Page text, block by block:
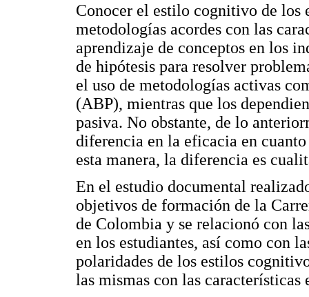
Conocer el estilo cognitivo de los
metodologías acordes con las
aprendizaje de conceptos en los
de hipótesis para resolver
el uso de metodologías activas
(ABP), mientras que los
pasiva. No obstante, de lo
diferencia en la eficacia en
esta manera, la diferencia es
En el estudio documental
objetivos de formación de la
de Colombia y se relacionó con
en los estudiantes, así como con
polaridades de los estilos
las mismas con las